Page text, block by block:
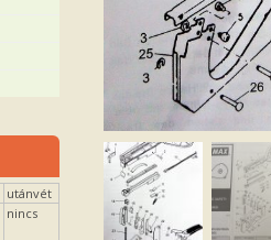
utánvét
nincs